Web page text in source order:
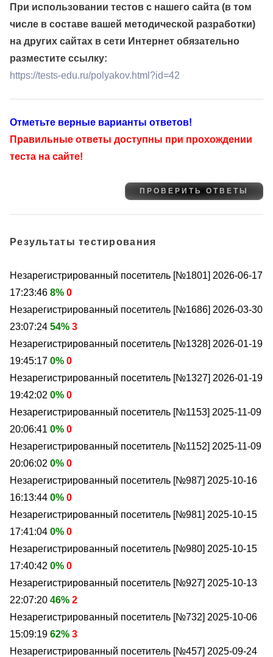
При использовании тестов с нашего сайта (в том
числе в составе вашей методической разработки)
на других сайтах в сети Интернет обязательно
разместите ссылку:
https://tests-edu.ru/polyakov.html?id=42
Отметьте верные варианты ответов!
Правильные ответы доступны при прохождении
теста на сайте!
Результаты тестирования
Незарегистрированный посетитель [№1801] 2026-06-17
17:23:46 8% 0
Незарегистрированный посетитель [№1686] 2026-03-30
23:07:24 54% 3
Незарегистрированный посетитель [№1328] 2026-01-19
19:45:17 0% 0
Незарегистрированный посетитель [№1327] 2026-01-19
19:42:02 0% 0
Незарегистрированный посетитель [№1153] 2025-11-09
20:06:41 0% 0
Незарегистрированный посетитель [№1152] 2025-11-09
20:06:02 0% 0
Незарегистрированный посетитель [№987] 2025-10-16
16:13:44 0% 0
Незарегистрированный посетитель [№981] 2025-10-15
17:41:04 0% 0
Незарегистрированный посетитель [№980] 2025-10-15
17:40:42 0% 0
Незарегистрированный посетитель [№927] 2025-10-13
22:07:20 46% 2
Незарегистрированный посетитель [№732] 2025-10-06
15:09:19 62% 3
Незарегистрированный посетитель [№457] 2025-09-24